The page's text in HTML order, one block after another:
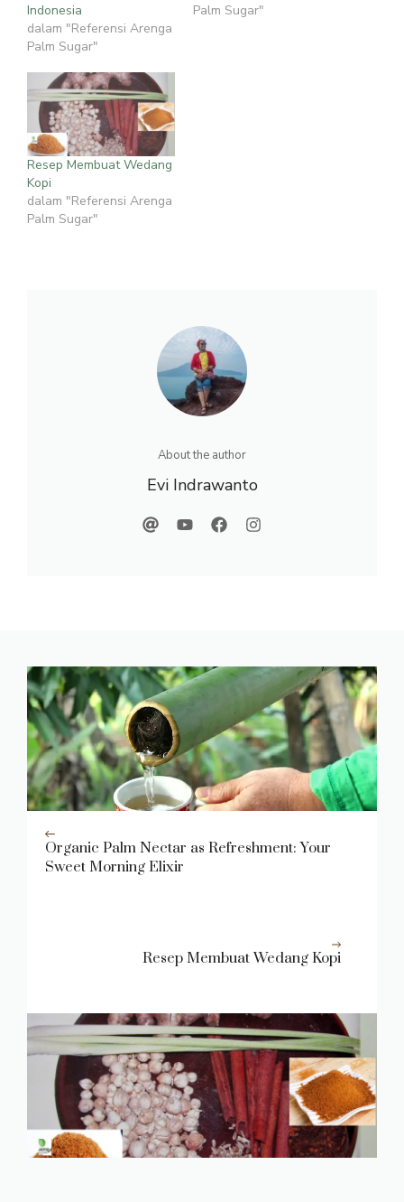
Indonesia
dalam "Referensi Arenga
Palm Sugar"
Palm Sugar"
Resep Membuat Wedang
Kopi
dalam "Referensi Arenga
Palm Sugar"
About the author
Evi Indrawanto
Organic Palm Nectar as Refreshment: Your
Sweet Morning Elixir
Resep Membuat Wedang Kopi